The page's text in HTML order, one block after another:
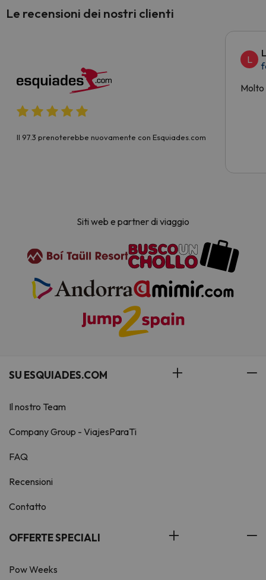
Le recensioni dei nostri clienti
Il 97.3 prenoterebbe nuovamente con Esquiades.com
L
Siti web e partner di viaggio
SU ESQUIADES.COM
Il nostro Team
Company Group - ViajesParaTi
FAQ
Recensioni
Contatto
OFFERTE SPECIALI
Pow Weeks